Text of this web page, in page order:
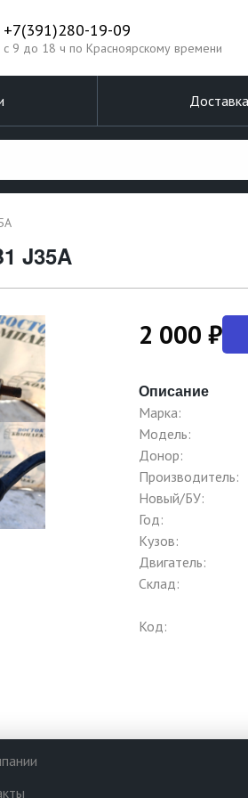
+7(391)280-19-09
c 9 до 18 ч по Красноярскому времени
J35A
2 000 ₽
Описание
Марка:
Модель:
Донор:
Производитель:
Новый/БУ:
Год:
Кузов:
Двигатель:
Склад:
Код: